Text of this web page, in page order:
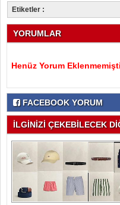
Etiketler :
YORUMLAR
Henüz Yorum
FACEBOOK YORUM
İLGİNİZİ ÇEKEBİLECEK